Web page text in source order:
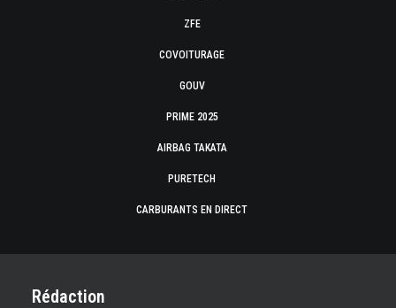
ZFE
COVOITURAGE
GOUV
PRIME 2025
AIRBAG TAKATA
PURETECH
CARBURANTS EN DIRECT
Rédaction